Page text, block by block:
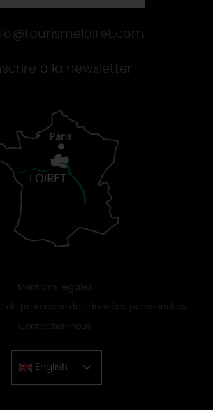
à la newsletter
Mentions légales
de protection des données personnelles
Contactez-nous
English
Chinese